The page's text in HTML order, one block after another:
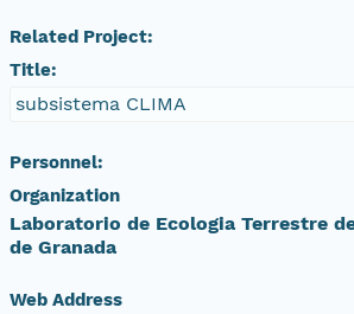
Related Project:
Title:
subsistema CLIMA
Personnel:
Organization
Laboratorio de Ecologia Terrestre
de Granada
Web Address